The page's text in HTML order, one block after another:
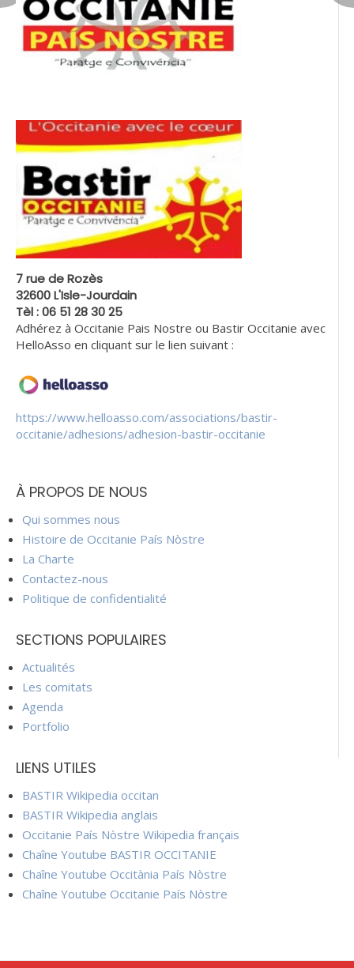
7 rue de Rozès
32600 L'Isle-Jourdain
Tèl : 06 51 28 30 25
Adhérez à Occitanie Pais Nostre ou Bastir Occitanie avec
HelloAsso en cliquant sur le lien suivant :
https://www.helloasso.com/associations/bastir-
occitanie/adhesions/adhesion-bastir-occitanie
À PROPOS DE NOUS
Qui sommes nous
Histoire de Occitanie País Nòstre
La Charte
Contactez-nous
Politique de confidentialité
SECTIONS POPULAIRES
Actualités
Les comitats
Agenda
Portfolio
LIENS UTILES
BASTIR Wikipedia occitan
BASTIR Wikipedia anglais
Occitanie País Nòstre Wikipedia français
Chaîne Youtube BASTIR OCCITANIE
Chaîne Youtube Occitània País Nòstre
Chaîne Youtube Occitanie País Nòstre